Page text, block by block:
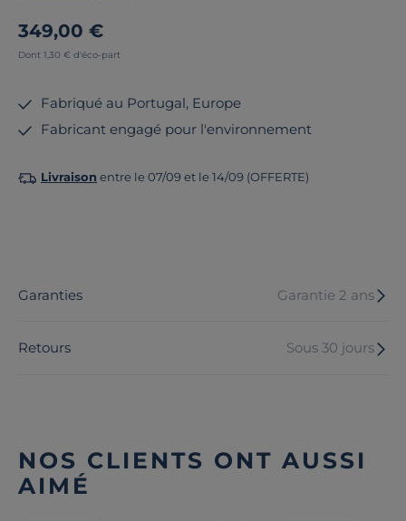
349,00 €
Dont 1,30 € d'éco-part
Fabriqué au Portugal, Europe
Fabricant engagé pour l'environnement
Livraison entre le 07/09 et le 14/09 (OFFERTE)
Garanties Garantie 2 ans
Retours Sous 30 jours
NOS CLIENTS ONT AUSSI
AIMÉ